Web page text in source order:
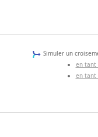
Simuler un
en tant
en tant